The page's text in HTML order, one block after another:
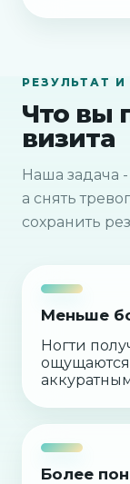
РЕЗУЛЬТАТ
Что вы
визита
Наша задача
а снять
сохранить
Меньше
Ногти
Более